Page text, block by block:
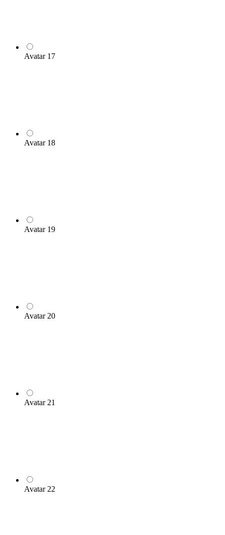
Avatar 17
Avatar 18
Avatar 19
Avatar 20
Avatar 21
Avatar 22